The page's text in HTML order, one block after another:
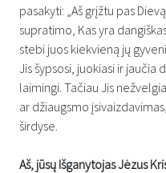
pasakyti: „Aš grįžtu pas
supratimo, Kas yra
stebi juos kiekvieną jų
Jis šypsosi, juokiasi ir jaučia
laimingi. Tačiau Jis
ar džiaugsmo
širdyse.
Aš, jūsų Išganytojas Jėzus